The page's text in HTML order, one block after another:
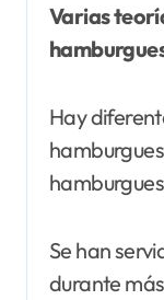
Varias
Hay
Se han
durante